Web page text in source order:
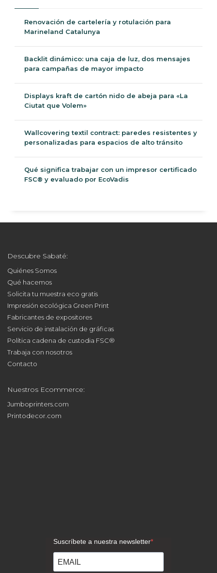
Renovación de cartelería y rotulación para
Marineland Catalunya
Backlit dinámico: una caja de luz, dos mensajes
para campañas de mayor impacto
Displays kraft de cartón nido de abeja para «La
Ciutat que Volem»
Wallcovering textil contract: paredes resistentes y
personalizadas para espacios de alto tránsito
Descubre Sabaté:
Quiénes Somos
Qué hacemos
Solicita tu muestra eco gratis
Impresión ecológica Green Print
Fabricantes de expositores
Servicio de instalación de gráficas
Trabaja con nosotros
Contacto